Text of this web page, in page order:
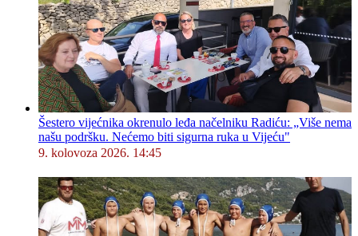
Šestero vijećnika okrenulo leđa načelniku Radiću: „Više nema
našu podršku. Nećemo biti sigurna ruka u Vijeću"
9. kolovoza 2026. 14:45